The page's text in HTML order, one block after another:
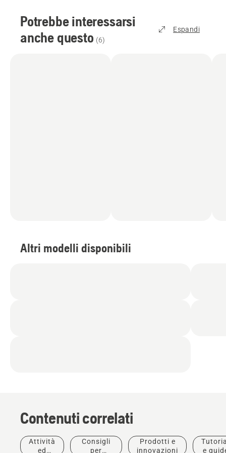
Potrebbe interessarsi
anche questo (6)
Espandi
Altri modelli disponibili
Contenuti correlati
Attività
ed
Consigli
per
Prodotti e
innovazioni
e
Club
sportivi